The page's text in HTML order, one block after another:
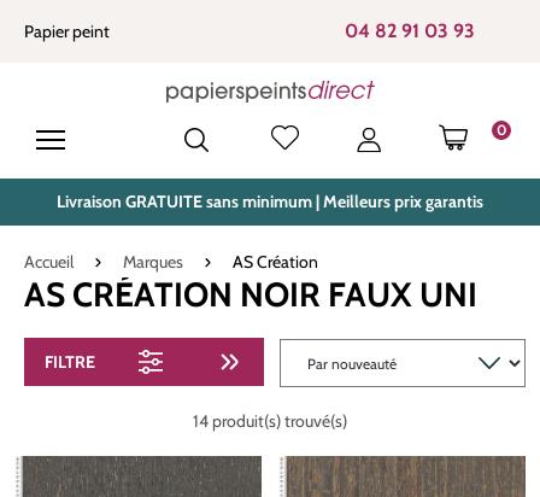
principal
Papier peint 04 82 91 03 93
0
LE
Livraison GRATUITE sans minimum | Meilleurs prix garantis
Accueil Marques AS Création
AS CRÉATION NOIR FAUX UNI
FILTRE
14 produit(s) trouvé(s)